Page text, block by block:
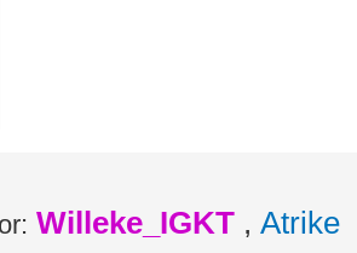
Willeke_IGKT , Atrike